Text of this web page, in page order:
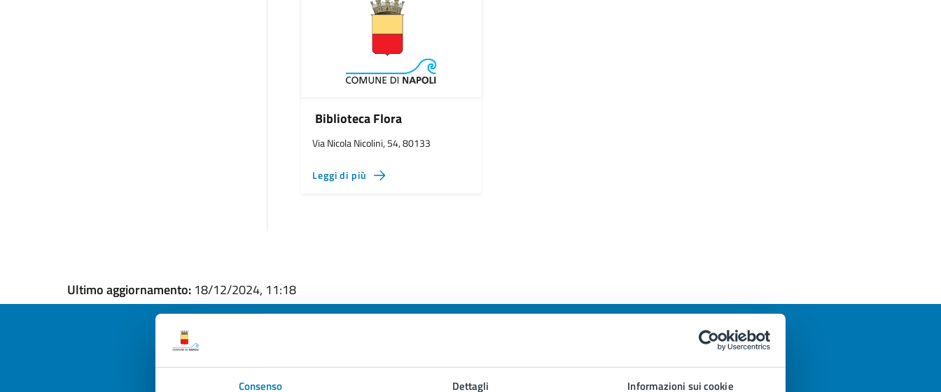
Consenso Dettagli Informazioni sui cookie
Biblioteca Flora
Via Nicola Nicolini, 54, 80133
Leggi di più
Ultimo aggiornamento: 18/12/2024, 11:18